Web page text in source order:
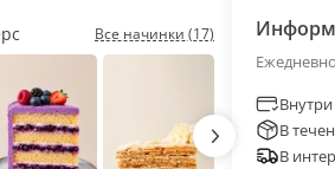
Все начинки (17)
В
В